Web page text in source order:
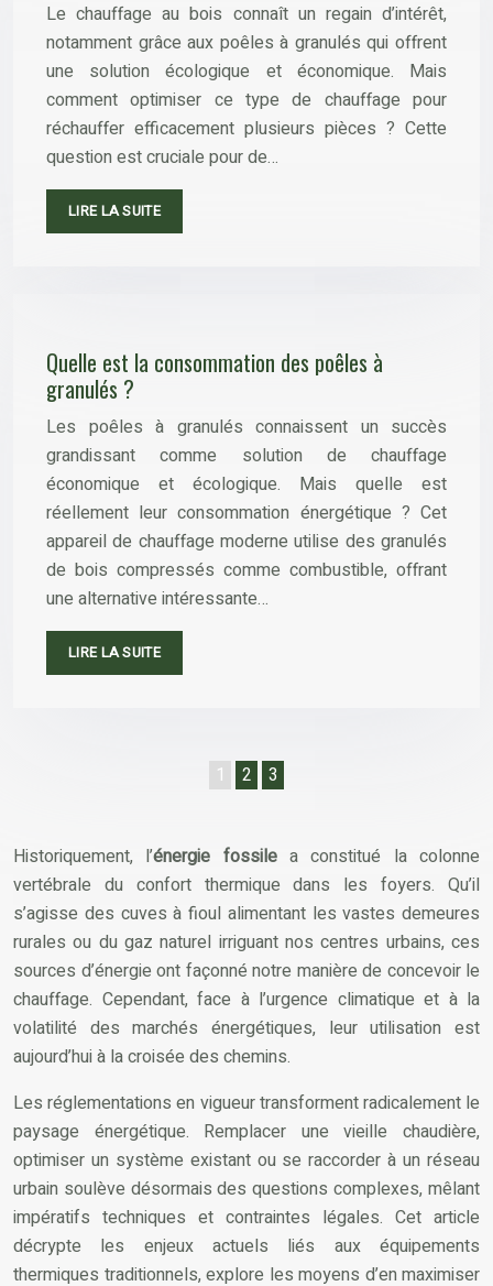
Le chauffage au bois connaît un regain d’intérêt,
notamment grâce aux poêles à granulés qui offrent
une solution écologique et économique. Mais
comment optimiser ce type de chauffage pour
réchauffer efficacement plusieurs pièces ? Cette
question est cruciale pour de…
LIRE LA SUITE
Quelle est la consommation des poêles à
granulés ?
Les poêles à granulés connaissent un succès
grandissant comme solution de chauffage
économique et écologique. Mais quelle est
réellement leur consommation énergétique ? Cet
appareil de chauffage moderne utilise des granulés
de bois compressés comme combustible, offrant
une alternative intéressante…
LIRE LA SUITE
1 2 3
Historiquement, l’énergie fossilea constitué la colonne
vertébrale du confort thermique dans les foyers. Qu’il
s’agisse des cuves à fioul alimentant les vastes demeures
rurales ou du gaz naturel irriguant nos centres urbains, ces
sources d’énergie ont façonné notre manière de concevoir le
chauffage. Cependant, face à l’urgence climatique et à la
volatilité des marchés énergétiques, leur utilisation est
aujourd’hui à la croisée des chemins.
Les réglementations en vigueur transforment radicalement le
paysage énergétique. Remplacer une vieille chaudière,
optimiser un système existant ou se raccorder à un réseau
urbain soulève désormais des questions complexes, mêlant
impératifs techniques et contraintes légales. Cet article
décrypte les enjeux actuels liés aux équipements
thermiques traditionnels, explore les moyens d’en maximiser